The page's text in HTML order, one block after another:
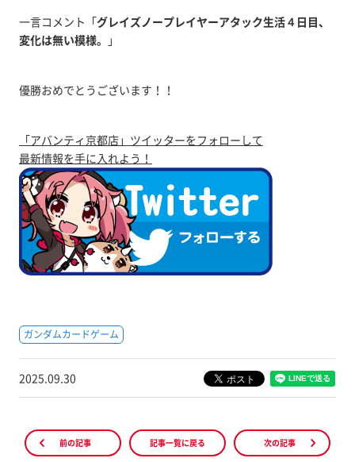
一言コメント「グレイズノープレイヤーアタック生活４日目、
変化は無い模様。 」
優勝おめでとうございます！！
「アバンティ京都店」ツイッターをフォローして
最新情報を手に入れよう！
ガンダムカードゲーム
2025.09.30
前の記事 記事一覧に戻る 次の記事